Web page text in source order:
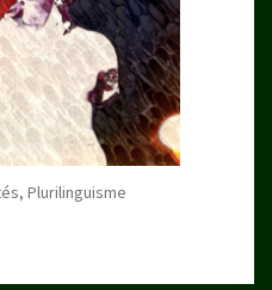
Plurilinguisme